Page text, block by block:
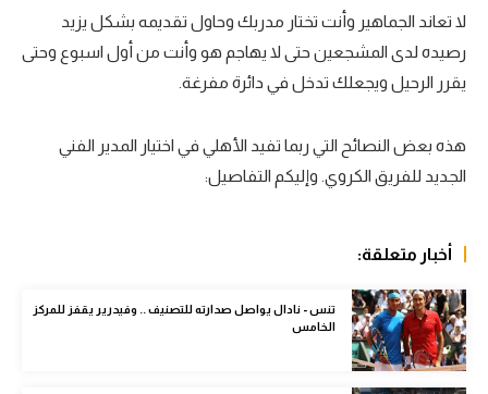
الكرة الإفريقية
منتخب مصر
الدوري الإنجليزي
دوري أبطال أوروبا
القسم الثاني
رياضات أخرى
أمم إفريقيا
لا تعاند الجماهير وأنت تختار مدربك وحاول تقديمه بشكل يزيد
رصيده لدى المشجعين حتى لا يهاجم هو وأنت من أول اسبوع وحتى
يقرر الرحيل ويجعلك تدخل في دائرة مفرغة.
هذه بعض النصائح التي ربما تفيد الأهلي في اختيار المدير الفني
الجديد للفريق الكروي. وإليكم التفاصيل:
أخبار متعلقة:
تنس - نادال يواصل صدارته للتصنيف .. وفيدرير يقفز للمركز
الخامس